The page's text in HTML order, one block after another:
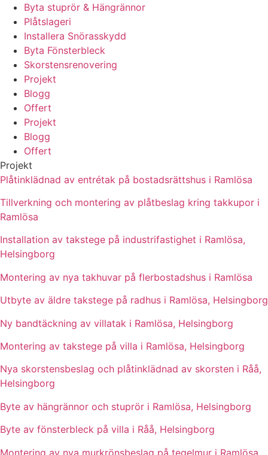
Byta stuprör & Hängrännor
Plåtslageri
Installera Snörasskydd
Byta Fönsterbleck
Skorstensrenovering
Projekt
Blogg
Offert
Projekt
Blogg
Offert
Projekt
Plåtinklädnad av entrétak på bostadsrättshus i Ramlösa
Tillverkning och montering av plåtbeslag kring takkupor i
Ramlösa
Installation av takstege på industrifastighet i Ramlösa,
Helsingborg
Montering av nya takhuvar på flerbostadshus i Ramlösa
Utbyte av äldre takstege på radhus i Ramlösa, Helsingborg
Ny bandtäckning av villatak i Ramlösa, Helsingborg
Montering av takstege på villa i Ramlösa, Helsingborg
Nya skorstensbeslag och plåtinklädnad av skorsten i Råå,
Helsingborg
Byte av hängrännor och stuprör i Ramlösa, Helsingborg
Byte av fönsterbleck på villa i Råå, Helsingborg
Montering av nya murkrönsbeslag på tegelmur i Ramlösa,